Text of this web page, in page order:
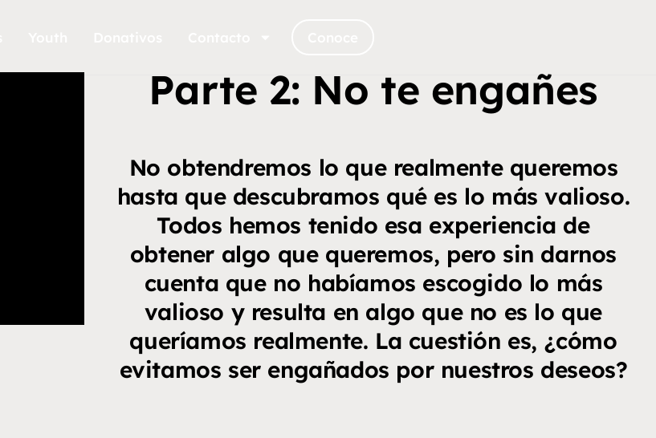
Parte 2: No te engañes
No obtendremos lo que realmente queremos
hasta que descubramos qué es lo más valioso.
Todos hemos tenido esa experiencia de
obtener algo que queremos, pero sin darnos
cuenta que no habíamos escogido lo más
valioso y resulta en algo que no es lo que
queríamos realmente. La cuestión es, ¿cómo
evitamos ser engañados por nuestros deseos?